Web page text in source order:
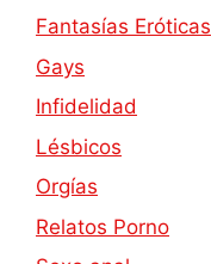
Fantasías Eróticas
Gays
Infidelidad
Lésbicos
Orgías
Relatos Porno